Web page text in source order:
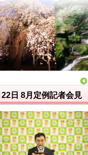
日 8月定例記者会見